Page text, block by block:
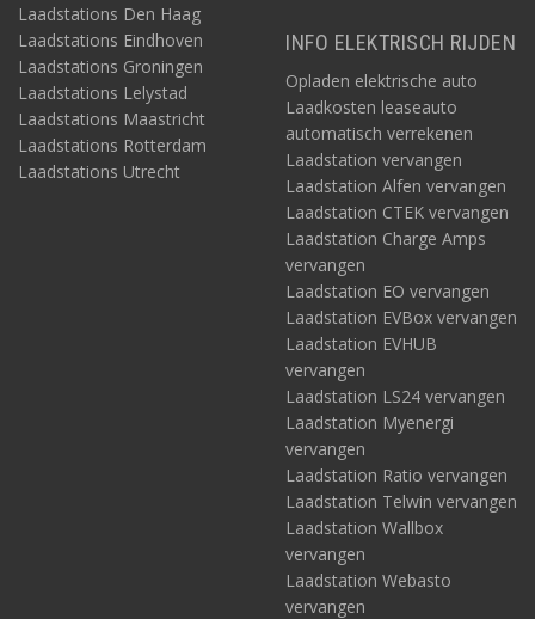
Laadstations Den Haag
Laadstations Eindhoven
Laadstations Groningen
Laadstations Lelystad
Laadstations Maastricht
Laadstations Rotterdam
Laadstations Utrecht
INFO ELEKTRISCH RIJDEN
Opladen elektrische auto
Laadkosten leaseauto
automatisch verrekenen
Laadstation vervangen
Laadstation Alfen vervangen
Laadstation CTEK vervangen
Laadstation Charge Amps
vervangen
Laadstation EO vervangen
Laadstation EVBox vervangen
Laadstation EVHUB
vervangen
Laadstation LS24 vervangen
Laadstation Myenergi
vervangen
Laadstation Ratio vervangen
Laadstation Telwin vervangen
Laadstation Wallbox
vervangen
Laadstation Webasto
vervangen